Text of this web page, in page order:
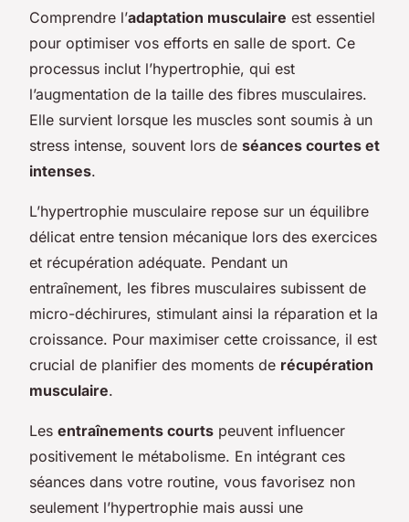
Comprendre l’adaptation musculaire est essentiel
pour optimiser vos efforts en salle de sport. Ce
processus inclut l’hypertrophie, qui est
l’augmentation de la taille des fibres musculaires.
Elle survient lorsque les muscles sont soumis à un
stress intense, souvent lors de séances courtes et
intenses.
L’hypertrophie musculaire repose sur un équilibre
délicat entre tension mécanique lors des exercices
et récupération adéquate. Pendant un
entraînement, les fibres musculaires subissent de
micro-déchirures, stimulant ainsi la réparation et la
croissance. Pour maximiser cette croissance, il est
crucial de planifier des moments de récupération
musculaire.
Les entraînements courts peuvent influencer
positivement le métabolisme. En intégrant ces
séances dans votre routine, vous favorisez non
seulement l’hypertrophie mais aussi une